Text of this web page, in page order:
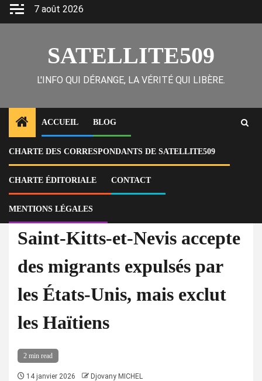
Skip
7 août 2026
SATELLITE509
L'INFO QUI DÉRANGE, LA VÉRITÉ QUI LIBÈRE.
ACCUEIL BLOG
CHARTE DES CORRESPONDANTS DE SATELLITE509
CHARTE ÉDITORIALE CONTACT
MENTIONS LÉGALES
Home
Actu
Saint-Kitts-et-Nevis accepte des migrants expulsés par les États-Unis,
mais exclut les Haïtiens
À la Une Actu
Saint-Kitts-et-Nevis accepte
des migrants expulsés par
les États-Unis, mais exclut
les Haïtiens
2 min read
14 janvier 2026 Djovany MICHEL